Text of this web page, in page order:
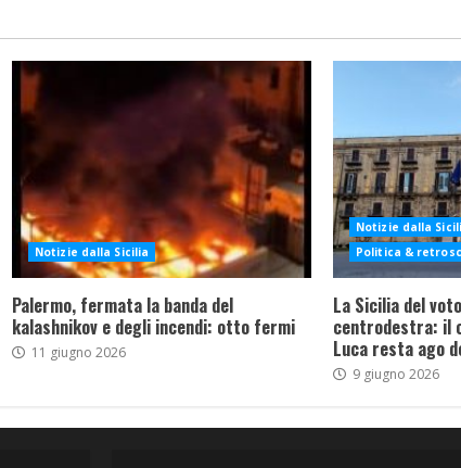
Notizie dalla Sicilia
Palermo, fermata la banda del
kalashnikov e degli incendi: otto fermi
11 giugno 2026
Notizie dalla
Politica &
La Sicilia del
centrodestra: il
Luca resta ago
9 giugno 2026